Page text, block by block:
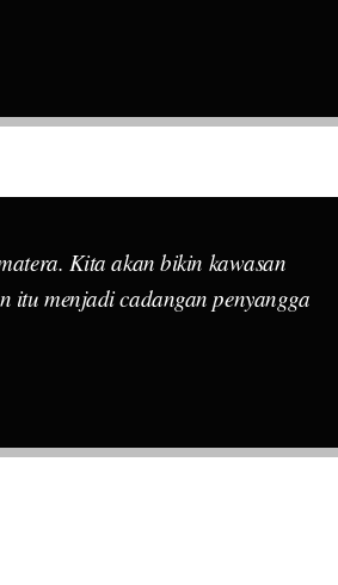
Kita akan bikin kawasan
itu menjadi cadangan penyangga